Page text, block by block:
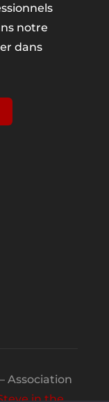
notre
dans
Association
in the